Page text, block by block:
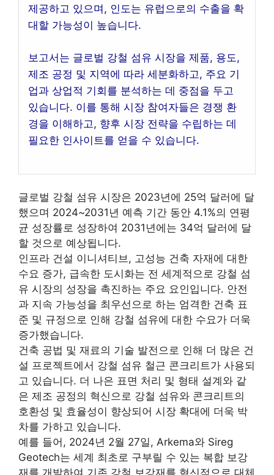
제공하고 있으며, 인도는 유럽으로의 수출을 확
대할 가능성이 높습니다.
보고서는 글로벌 강철 섬유 시장을 제품, 용도,
제조 공정 및 지역에 따라 세분화하고, 주요 기
업과 상업적 기회를 분석하는 데 중점을 두고
있습니다. 이를 통해 시장 참여자들은 경쟁 환
경을 이해하고, 향후 시장 전략을 수립하는 데
필요한 인사이트를 얻을 수 있습니다.
글로벌 강철 섬유 시장은 2023년에 25억 달러에 달
했으며 2024~2031년 예측 기간 동안 4.1%의 연평
균 성장률로 성장하여 2031년에는 34억 달러에 달
할 것으로 예상됩니다.
인프라 건설 이니셔티브, 고성능 건축 자재에 대한
수요 증가, 급속한 도시화는 전 세계적으로 강철 섬
유 시장의 성장을 촉진하는 주요 요인입니다. 안전
과 지속 가능성을 최우선으로 하는 엄격한 건축 표
준 및 규정으로 인해 강철 섬유에 대한 수요가 더욱
증가했습니다.
건축 공법 및 재료의 기술 발전으로 인해 더 많은 건
설 프로젝트에서 강철 섬유 철근 콘크리트가 사용되
고 있습니다. 더 나은 표면 처리 및 형태 설계와 같
은 제조 공정의 혁신으로 강철 섬유와 콘크리트의
호환성 및 효율성이 향상되어 시장 확대에 더욱 박
차를 가하고 있습니다.
예를 들어, 2024년 2월 27일, Arkema와 Sireg
Geotech는 세계 최초로 구부릴 수 있는 복합 보강
재를 개발하여 기존 강철 보강재를 혁신적으로 대체